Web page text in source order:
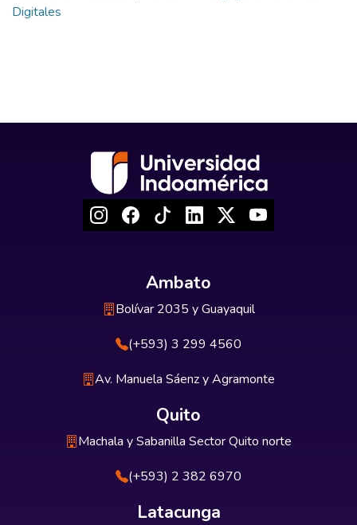
Digitales
Ambato
Bolívar 2035 y Guayaquil
(+593) 3 299 4560
Av. Manuela Sáenz y Agramonte
Quito
Machala y Sabanilla Sector Quito norte
(+593) 2 382 6970
Latacunga